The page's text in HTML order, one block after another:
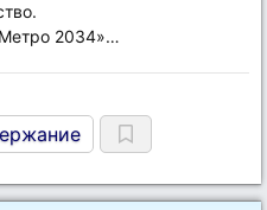
2034»…